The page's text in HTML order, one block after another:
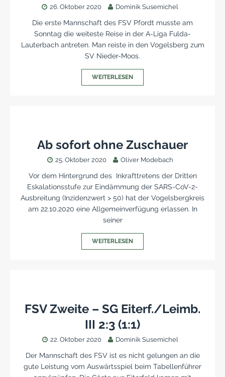
26. Oktober 2020 Dominik Susemichel
Die erste Mannschaft des FSV Pfordt musste am
Sonntag die weiteste Reise in der A-Liga Fulda-
Lauterbach antreten. Man reiste in den Vogelsberg zum
SV Nieder-Moos.
WEITERLESEN
Ab sofort ohne Zuschauer
25. Oktober 2020 Oliver Modebach
Vor dem Hintergrund des Inkrafttretens der Dritten
Eskalationsstufe zur Eindämmung der SARS-CoV-2-
Ausbreitung (Inzidenzwert > 50) hat der Vogelsbergkreis
am 22.10.2020 eine Allgemeinverfügung erlassen. In
seiner
WEITERLESEN
FSV Zweite – SG Eiterf./Leimb.
III 2:3 (1:1)
22. Oktober 2020 Dominik Susemichel
Der Mannschaft des FSV ist es nicht gelungen an die
gute Leistung vom Auswärtsspiel beim Tabellenführer